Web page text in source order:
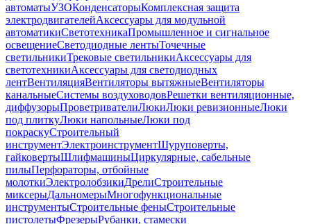
автоматыУЗОКонденсаторыКомплексная защита
электродвигателейАксессуары для модульной
автоматикиСветотехникаПромышленное и сигнальное
освещениеСветодиодные лентыТочечные
светильникиТрековые светильникиАксессуары для
светотехникиАксессуары для светодиодных
лентВентиляцияВентиляторы вытяжныеВентиляторы
канальныеСистемы воздуховодовРешетки вентиляционные,
диффузорыПроветривателиЛюкиЛюки ревизионныеЛюки
под плиткуЛюки напольныеЛюки под
покраскуСтроительный
инструментЭлектроинструментШуруповерты,
гайковертыШлифмашиныЦиркулярные, сабельные
пилыПерфораторы, отбойные
молоткиЭлектролобзикиДрелиСтроительные
миксерыДальномерыМногофункциональные
инструментыСтроительные феныСтроительные
пистолетыФрезерыРубанки, стамески